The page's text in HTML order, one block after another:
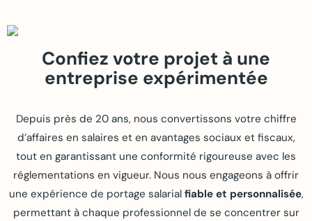
Confiez votre projet à une
entreprise expérimentée
Depuis près de 20 ans, nous convertissons votre chiffre
d’affaires en salaires et en avantages sociaux et fiscaux,
tout en garantissant une conformité rigoureuse avec les
réglementations en vigueur. Nous nous engageons à offrir
une expérience de portage salarial fiable et personnalisée,
permettant à chaque professionnel de se concentrer sur